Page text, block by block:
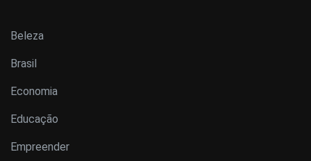
Beleza
Brasil
Economia
Educação
Empreender